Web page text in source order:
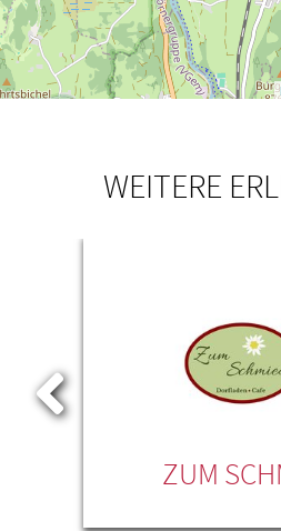
WEITERE
ZUM